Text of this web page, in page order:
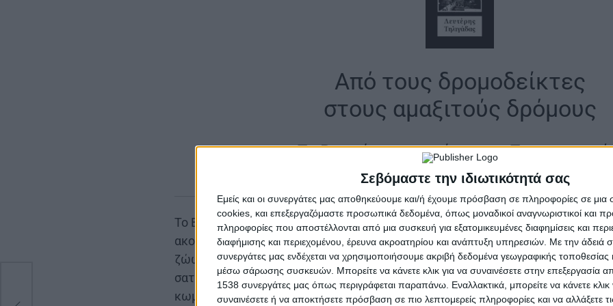
Σεβόμαστε την ιδιωτικότητά σας
Εμείς και οι συνεργάτες μας αποθηκεύουμε και/ή έχουμε πρόσβαση σε πληροφορίες σε
cookies, και επεξεργαζόμαστε προσωπικά δεδομένα, όπως μοναδικοί αναγνωριστικοί και
πληροφορίες που αποστέλλονται από μια συσκευή για εξατομικευμένες διαφημίσεις και
διαφήμισης και περιεχομένου, έρευνα ακροατηρίου και ανάπτυξη υπηρεσιών. Με την άδειά
συνεργάτες μας ενδέχεται να χρησιμοποιήσουμε ακριβή δεδομένα γεωγραφικής τοποθεσίας
μέσω σάρωσης συσκευών. Μπορείτε να κάνετε κλικ για να συναινέσετε στην επεξεργασία
1538 συνεργάτες μας όπως περιγράφεται παραπάνω. Εναλλακτικά, μπορείτε να κάνετε κλικ
συναινέσετε ή να αποκτήσετε πρόσβαση σε πιο λεπτομερείς πληροφορίες και να αλλάξετε
Από τους δρομοδείκτες
στους αμαξιτούς δρόμους
|Το Βραχώρι στα χρόνια της
είναι κομβικό σημείο στην επικοινωνία
Το Βραχώρι στα χρόνια της Τουρκοκρατίας, που δεν υπάρχουν δρόμοι και τα
ακολουθώντας τη γεωμορφολογία και τις φυσικές διεξόδους
ζώων και ανθρώπων, είναι κομβικό σημείο στην επικοινωνία. Εκεί απολήγουν
σατζάκιου του Κάρλελι- τα μονοπάτια και οι υποτυπώδεις δρόμοι από την
κωμοπόλεις και τα πλησιέστερα διοικητικά κέντρα Γιάννενα-Ναύπακτο. Καθώς